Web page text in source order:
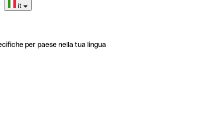
it
per paese nella tua lingua